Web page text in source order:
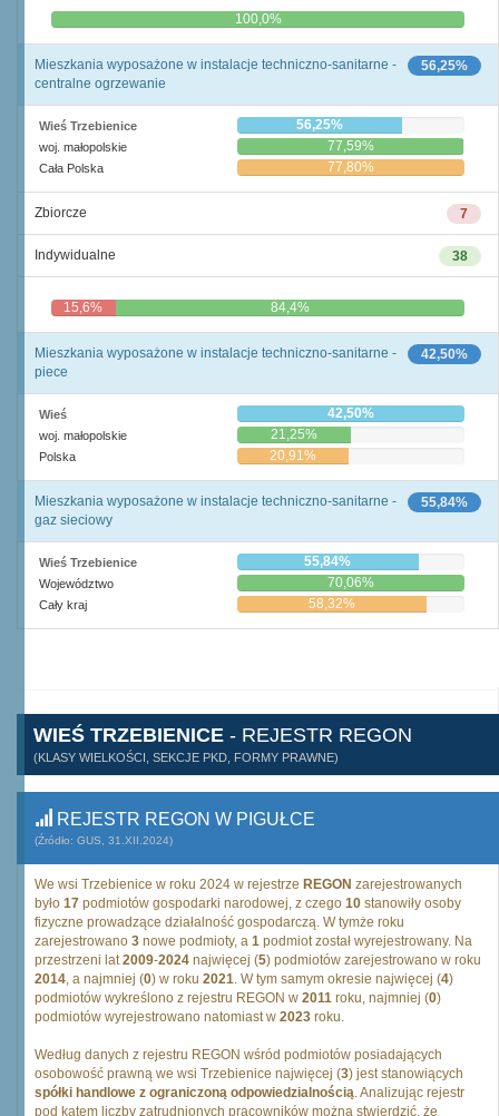
0,0% 100,0%
56,25%
Mieszkania wyposażone w instalacje techniczno-sanitarne -
centralne ogrzewanie
Wieś Trzebienice 56,25%
woj. małopolskie 77,59%
Cała Polska 77,80%
7
Zbiorcze
38
Indywidualne
15,6% 84,4%
42,50%
Mieszkania wyposażone w instalacje techniczno-sanitarne -
piece
Wieś 42,50%
woj. małopolskie 21,25%
Polska 20,91%
55,84%
Mieszkania wyposażone w instalacje techniczno-sanitarne -
gaz sieciowy
Wieś Trzebienice 55,84%
Województwo 70,06%
Cały kraj 58,32%
WIEŚ TRZEBIENICE - REJESTR REGON
(KLASY WIELKOŚCI, SEKCJE PKD, FORMY PRAWNE)
REJESTR REGON W PIGUŁCE
(Źródło: GUS, 31.XII.2024)
We wsi Trzebienice w roku 2024 w rejestrze REGON zarejestrowanych
było 17 podmiotów gospodarki narodowej, z czego 10 stanowiły osoby
fizyczne prowadzące działalność gospodarczą. W tymże roku
zarejestrowano 3 nowe podmioty, a 1 podmiot został wyrejestrowany. Na
przestrzeni lat2009-2024 najwięcej (5) podmiotów zarejestrowano w roku
2014, a najmniej (0) w roku 2021. W tym samym okresie najwięcej (4)
podmiotów wykreślono z rejestru REGON w 2011 roku, najmniej (0)
podmiotów wyrejestrowano natomiast w 2023 roku.
Według danych z rejestru REGON wśród podmiotów posiadających
osobowość prawną we wsi Trzebienice najwięcej (3) jest stanowiących
spółki handlowe z ograniczoną odpowiedzialnością. Analizując rejestr
pod kątem liczby zatrudnionych pracowników można stwierdzić, że